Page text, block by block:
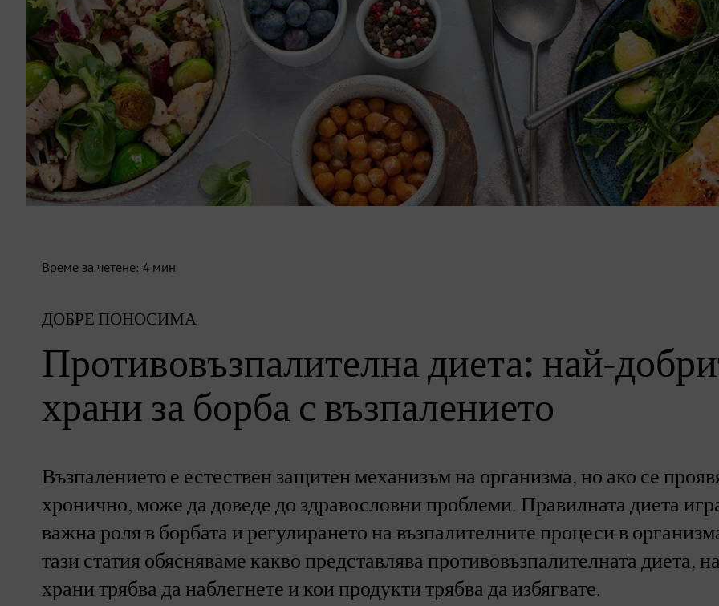
Време за четене: 4 мин
ДОБРЕ ПОНОСИМА
Противовъзпалителна диета: най-
храни за борба с възпалението
Възпалението е естествен защитен механизъм на организма, но ако се
хронично, може да доведе до здравословни проблеми. Правилната диета
важна роля в борбата и регулирането на възпалителните процеси в
тази статия обясняваме какво представлява противовъзпалителната диета,
храни трябва да наблегнете и кои продукти трябва да избягвате.